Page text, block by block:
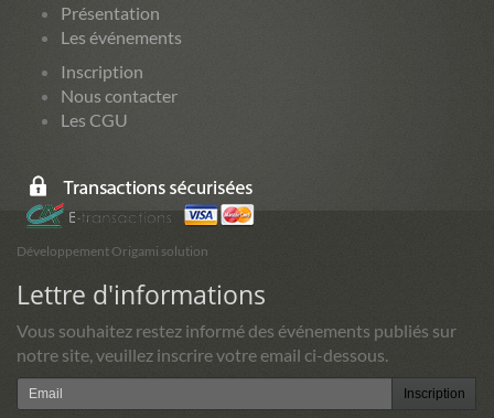
Présentation
Les événements
Inscription
Nous contacter
Les CGU
Développement Origami solution
Lettre d'informations
Vous souhaitez restez informé des événements publiés sur
notre site, veuillez inscrire votre email ci-dessous.
Inscription